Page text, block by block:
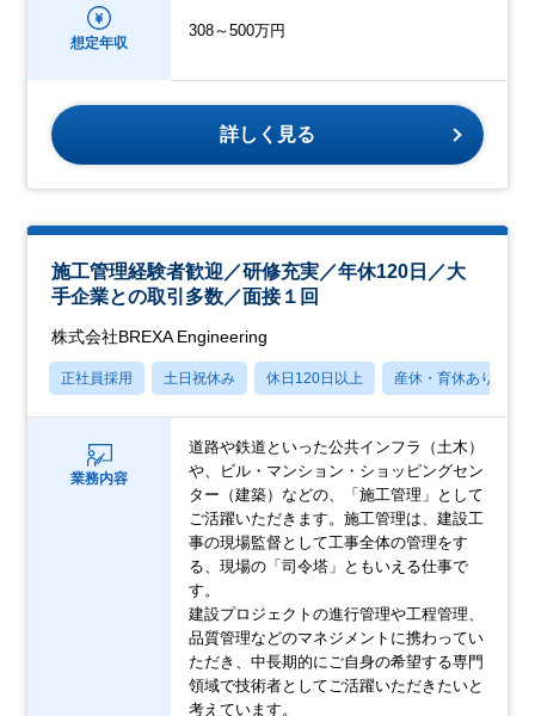
想定年収
308～500万円
詳しく見る
施工管理経験者歓迎／研修充実／年休120日／大
手企業との取引多数／面接１回
株式会社BREXA Engineering
正社員採用 土日祝休み 休日120日以上 産休・育休あり
業務内容
道路や鉄道といった公共インフラ（土木）
や、ビル・マンション・ショッピングセン
ター（建築）などの、「施工管理」として
ご活躍いただきます。施工管理は、建設工
事の現場監督として工事全体の管理をす
る、現場の「司令塔」ともいえる仕事で
す。
建設プロジェクトの進行管理や工程管理、
品質管理などのマネジメントに携わってい
ただき、中長期的にご自身の希望する専門
領域で技術者としてご活躍いただきたいと
考えています。